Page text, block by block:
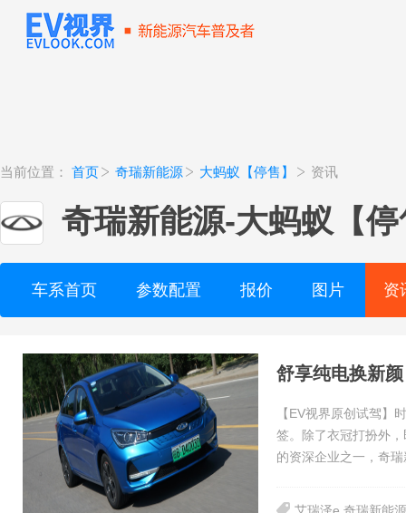
当前位置： 首页 奇瑞新能源 大蚂蚁【停售】 资讯
奇瑞新能源-大蚂蚁【
车系首页 参数配置 报价 图片 资
舒享纯电换新
【EV视界原创试驾】
签。除了衣冠打扮外
的资深企业之一，奇